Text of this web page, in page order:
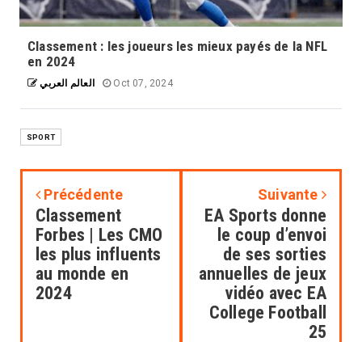
Classement : les joueurs les mieux payés de la NFL
en 2024
العالم العربي Oct 07, 2024
SPORT
Précédente
Classement
Forbes | Les CMO
les plus influents
au monde en
2024
Suivante
EA Sports donne
le coup d’envoi
de ses sorties
annuelles de jeux
vidéo avec EA
College Football
25
La souveraineté numérique de l'Europe
est un enjeu majeur face à l'évolution
rapide des technologies d'intelligence
sont essentielles pour garantir cette
fondamentaux des citoyens. 1.
Importance de la souveraineté
numérique : La souveraineté numérique
se réfère à la capacité d'un pays ou d'une
région à contrôler ses propres
infrastructures technologiques, données
et algorithmes sans dépendre
excessivement d'acteurs étrangers. Cela
permet de protéger les données
sensibles et de maintenir le contrôle sur